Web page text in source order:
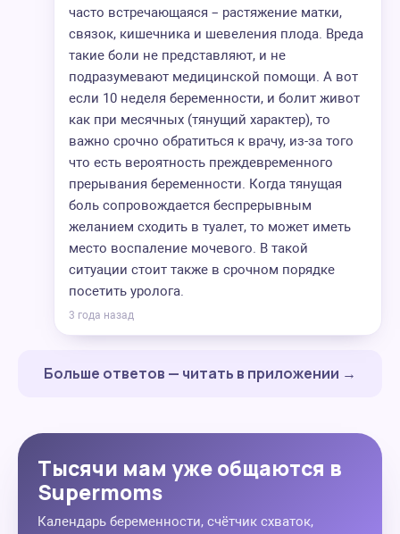
часто встречающаяся – растяжение матки,
связок, кишечника и шевеления плода. Вреда
такие боли не представляют, и не
подразумевают медицинской помощи. А вот
если 10 неделя беременности, и болит живот
как при месячных (тянущий характер), то
важно срочно обратиться к врачу, из-за того
что есть вероятность преждевременного
прерывания беременности. Когда тянущая
боль сопровождается беспрерывным
желанием сходить в туалет, то может иметь
место воспаление мочевого. В такой
ситуации стоит также в срочном порядке
посетить уролога.
3 года назад
Больше ответов — читать в приложении →
Тысячи мам уже общаются в
Supermoms
Календарь беременности, счётчик схваток,